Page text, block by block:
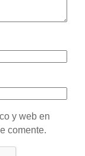
y web en
comente.